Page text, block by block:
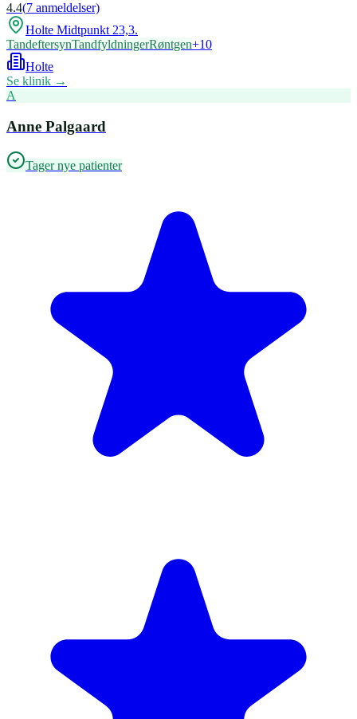
4.4(7 anmeldelser)
Holte Midtpunkt 23,3.
TandeftersynTandfyldningerRøntgen+10
Holte
Se klinik →
A
Anne Palgaard
Tager nye patienter